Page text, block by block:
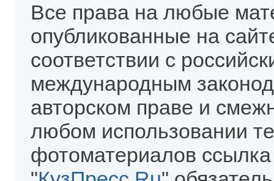
Все права на любые
опубликованные на
соответствии с
международным
авторском праве и
любом использовании
фотоматериалов